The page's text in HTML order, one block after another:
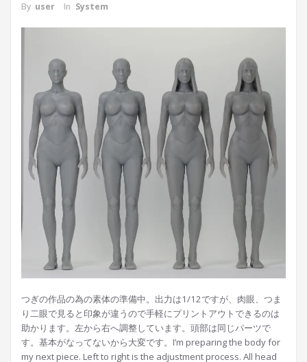
By user In System
つぎの作品の為の素体の準備中。出力は1/12ですが、肉眼、つま
り二眼で見ると印象が違うので手軽にプリントアウトできるのは
助かります。左から右へ調整しています。頭部は同じパーツで
す。基本がなってないから大変です。I’m preparing the body for
my next piece. Left to right is the adjustment process. All head